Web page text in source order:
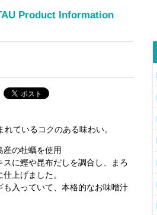
Product Information
ているコクのある味わい。
産の牡蠣を使用
に鰹や昆布だしを調合し、まろ
上げました。
も入っていて、本格的なお味噌汁